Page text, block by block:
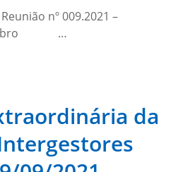
nº 009.2021 –
…
da